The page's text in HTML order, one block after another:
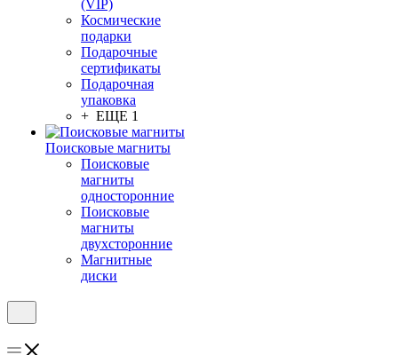
(VIP)
Космические
подарки
Подарочные
сертификаты
Подарочная
упаковка
+ ЕЩЕ 1
Поисковые магниты
Поисковые
магниты
односторонние
Поисковые
магниты
двухсторонние
Магнитные
диски